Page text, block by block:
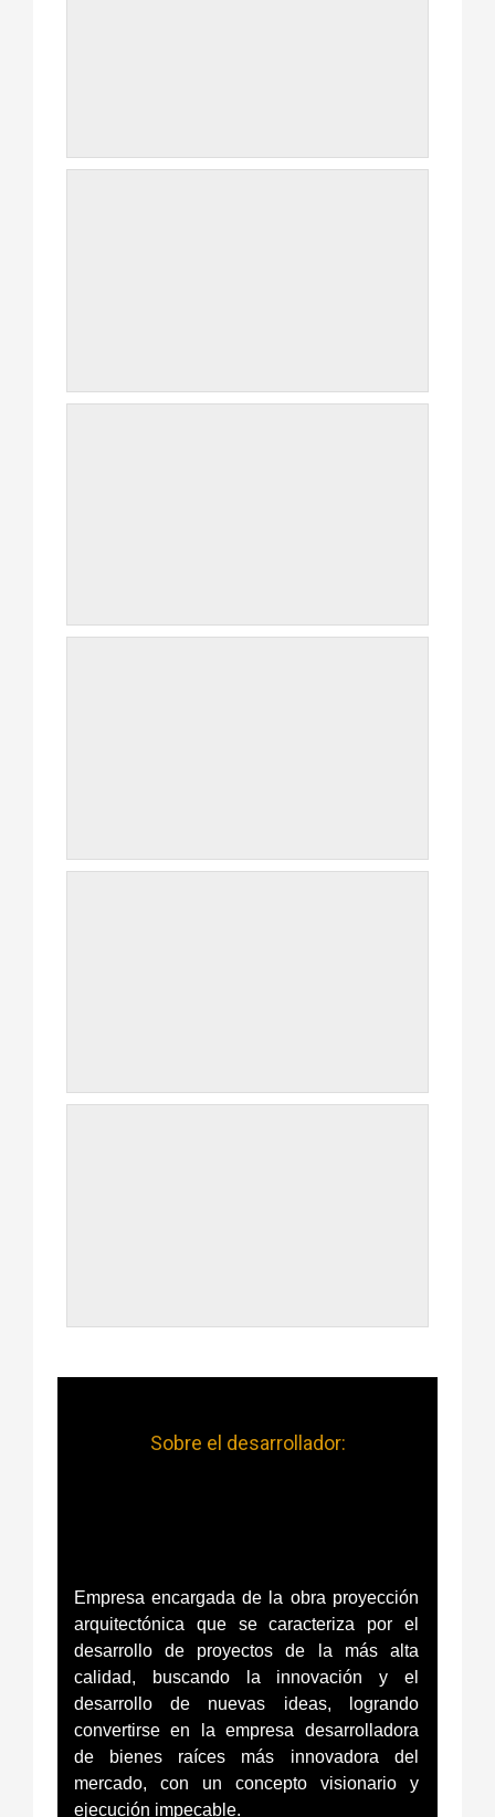
Sobre el desarrollador:
Empresa encargada de la obra proyección
arquitectónica que se caracteriza por el
desarrollo de proyectos de la más alta
calidad, buscando la innovación y el
desarrollo de nuevas ideas, logrando
convertirse en la empresa desarrolladora
de bienes raíces más innovadora del
mercado, con un concepto visionario y
ejecución impecable.